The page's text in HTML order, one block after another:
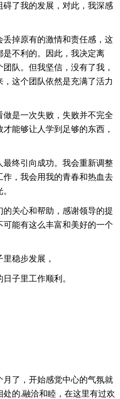
了我的发展，对此，我深感
掉原有的激情和责任感，这
不利的。因此，我决定离
队。但我坚信，没有了我，
这个团队依然是充满了活力
是一次失败，失败并不完全
能够让人学到足够的东西，
终引向成功。我会重新调整
作，我会用我的青春和热血去
关心和帮助，感谢领导的提
能有这么丰富和美好的一个
稳步发展，
子里工作顺利。
了，开始感觉中心的气氛就
的.融洽和睦，在这里有过欢